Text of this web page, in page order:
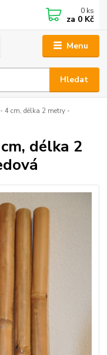
Menu
Hledat
0 ks
za 0 Kč
4 cm, délka 2 metry -
délka 2